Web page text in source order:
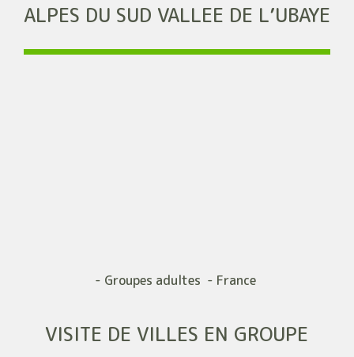
ALPES DU SUD VALLEE DE L’UBAYE
- Groupes adultes - France
VISITE DE VILLES EN GROUPE